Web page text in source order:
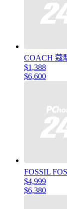
COACH 蔻
$1,388
$6,600
FOSSIL
$4,999
$6,380